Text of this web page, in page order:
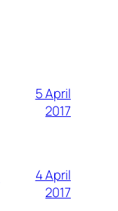
5 April
2017
4 April
2017